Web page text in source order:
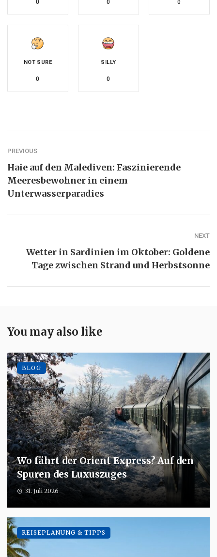
0 0 0
NOT SURE
0
SILLY
0
PREVIOUS
Haie auf den Malediven: Faszinierende
Meeresbewohner in einem
Unterwasserparadies
NEXT
Wetter in Sardinien im Oktober: Goldene
Tage zwischen Strand und Herbstsonne
You may also like
Wo fährt der Orient Express? Auf den
Spuren des Luxuszuges
31. Juli 2026
BLOG
REISEPLANUNG & TIPPS